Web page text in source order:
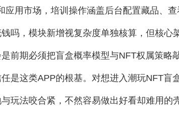
用市场，培训操作涵盖后台配置藏品、
吗，模块新增视复杂度单独核算，但核心
前期必须把盲盒概率模型与NFT权属策略
是这类APP的根基。对想进入潮玩NFT盲
玩法咬合紧，不然容易做出好看却难用的壳